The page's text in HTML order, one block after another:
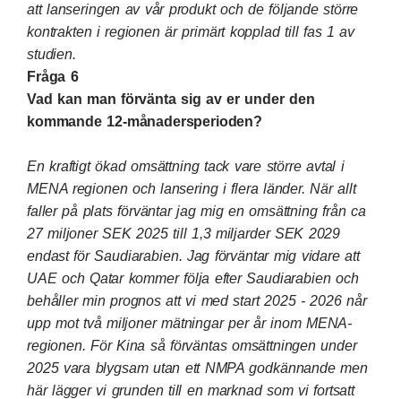
att lanseringen av vår produkt och de följande större
kontrakten i regionen är primärt kopplad till fas 1 av
studien.
Fråga 6
Vad kan man förvänta sig av er under den
kommande 12-månadersperioden?
En kraftigt ökad omsättning tack vare större avtal i
MENA regionen och lansering i flera länder. När allt
faller på plats förväntar jag mig en omsättning från ca
27 miljoner SEK 2025 till 1,3 miljarder SEK 2029
endast för Saudiarabien. Jag förväntar mig vidare att
UAE och Qatar kommer följa efter Saudiarabien och
behåller min prognos att vi med start 2025 - 2026 når
upp mot två miljoner mätningar per år inom MENA-
regionen. För Kina så förväntas omsättningen under
2025 vara blygsam utan ett NMPA godkännande men
här lägger vi grunden till en marknad som vi fortsatt